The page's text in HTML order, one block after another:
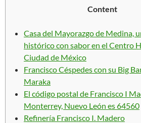
Content
Casa del Mayorazgo de Medina,
histórico con sabor en el Centro
Ciudad de México
Francisco Céspedes con su Big
Maraka
El código postal de Francisco I
Monterrey, Nuevo León es 64560
Refinería Francisco I. Madero